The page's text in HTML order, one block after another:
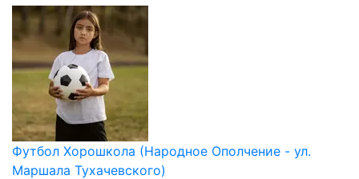
Футбол Хорошкола (Народное Ополчение - ул.
Маршала Тухачевского)